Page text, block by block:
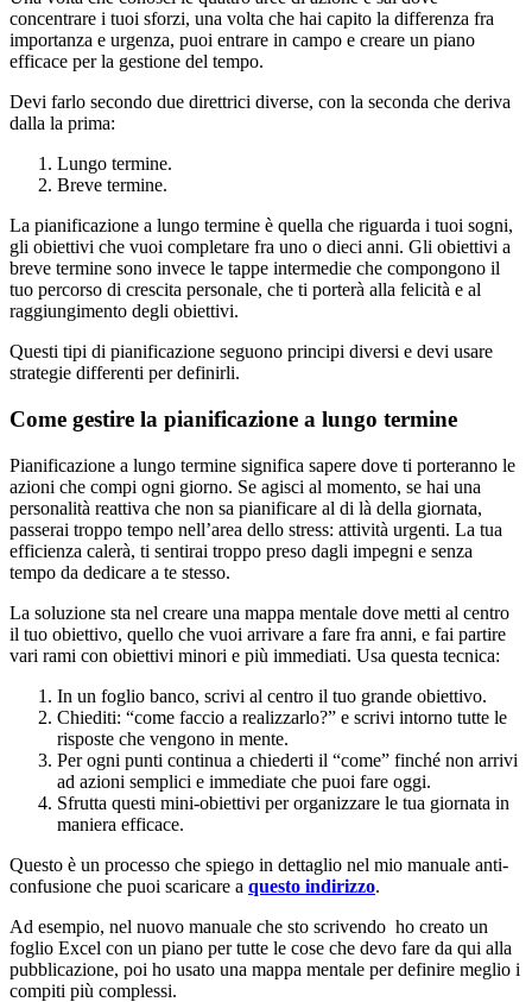
concentrare i tuoi sforzi, una volta che hai capito la differenza fra
importanza e urgenza, puoi entrare in campo e creare un piano
efficace per la gestione del tempo.
Devi farlo secondo due direttrici diverse, con la seconda che deriva
dalla la prima:
Lungo termine.
Breve termine.
La pianificazione a lungo termine è quella che riguarda i tuoi sogni,
gli obiettivi che vuoi completare fra uno o dieci anni. Gli obiettivi a
breve termine sono invece le tappe intermedie che compongono il
tuo percorso di crescita personale, che ti porterà alla felicità e al
raggiungimento degli obiettivi.
Questi tipi di pianificazione seguono principi diversi e devi usare
strategie differenti per definirli.
Come gestire la pianificazione a lungo termine
Pianificazione a lungo termine significa sapere dove ti porteranno le
azioni che compi ogni giorno. Se agisci al momento, se hai una
personalità reattiva che non sa pianificare al di là della giornata,
passerai troppo tempo nell’area dello stress: attività urgenti. La tua
efficienza calerà, ti sentirai troppo preso dagli impegni e senza
tempo da dedicare a te stesso.
La soluzione sta nel creare una mappa mentale dove metti al centro
il tuo obiettivo, quello che vuoi arrivare a fare fra anni, e fai partire
vari rami con obiettivi minori e più immediati. Usa questa tecnica:
In un foglio banco, scrivi al centro il tuo grande obiettivo.
Chiediti: “come faccio a realizzarlo?” e scrivi intorno tutte le
risposte che vengono in mente.
Per ogni punti continua a chiederti il “come” finché non arrivi
ad azioni semplici e immediate che puoi fare oggi.
Sfrutta questi mini-obiettivi per organizzare le tua giornata in
maniera efficace.
Questo è un processo che spiego in dettaglio nel mio manuale anti-
confusione che puoi scaricare a questo indirizzo.
Ad esempio, nel nuovo manuale che sto scrivendo ho creato un
foglio Excel con un piano per tutte le cose che devo fare da qui alla
pubblicazione, poi ho usato una mappa mentale per definire meglio i
compiti più complessi.